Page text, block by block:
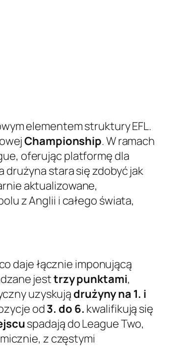
elementem struktury EFL.
Championship. W ramach
oferując platformę dla
drużyna stara się zdobyć jak
aktualizowane,
z Anglii i całego świata,
daje łącznie imponującą
jesttrzy punktami,
uzyskujądrużyny na 1. i
od3. do 6. kwalifikują się
spadają do League Two,
z częstymi